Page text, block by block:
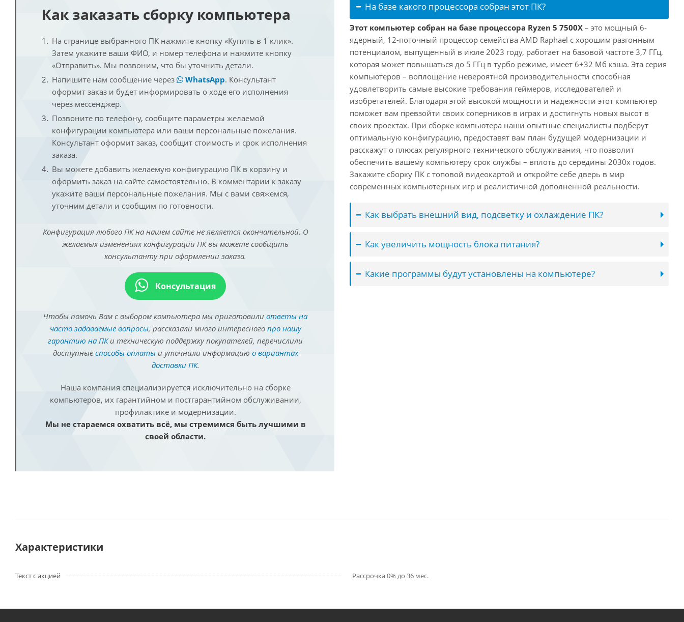
Как заказать сборку компьютера
На странице выбранного ПК нажмите кнопку «Купить в 1 клик».
Затем укажите ваши ФИО, и номер телефона и нажмите кнопку
«Отправить». Мы позвоним, что бы уточнить детали.
Напишите нам сообщение через
WhatsApp. Консультант
оформит заказ и будет информировать о ходе его исполнения
через мессенджер.
Позвоните по телефону, сообщите параметры желаемой
конфигурации компьютера или ваши персональные пожелания.
Консультант оформит заказ, сообщит стоимость и срок исполнения
заказа.
Вы можете добавить желаемую конфигурацию ПК в корзину и
оформить заказ на сайте самостоятельно. В комментарии к заказу
укажите ваши персональные пожелания. Мы с вами свяжемся,
уточним детали и сообщим по готовности.
Конфигурация любого ПК на нашем сайте не является окончательной. О
желаемых изменениях конфигурации ПК вы можете сообщить
консультанту при оформлении заказа.
Консультация
Чтобы помочь Вам с выбором компьютера мы приготовили ответы на
часто задаваемые вопросы, рассказали много интересного про нашу
гарантию на ПКи техническую поддержку покупателей, перечислили
доступные способы оплатыи уточнили информацию о вариантах
доставки ПК.
Наша компания специализируется исключительно на сборке
компьютеров, их гарантийном и постгарантийном обслуживании,
профилактике и модернизации.
Мы не стараемся охватить всё, мы стремимся быть лучшими в
своей области.
На базе какого процессора собран этот ПК?
Этот компьютер собран на базе процессора Ryzen 5 7500X – это мощный 6-
ядерный, 12-поточный процессор семейства AMD Raphael с хорошим разгонным
потенциалом, выпущенный в июле 2023 году, работает на базовой частоте 3,7 ГГц,
которая может повышаться до 5 ГГц в турбо режиме, имеет 6+32 Мб кэша. Эта серия
компьютеров – воплощение невероятной производительности способная
удовлетворить самые высокие требования геймеров, исследователей и
изобретателей. Благодаря этой высокой мощности и надежности этот компьютер
поможет вам превзойти своих соперников в играх и достигнуть новых высот в
своих проектах. При сборке компьютера наши опытные специалисты подберут
оптимальную конфигурацию, предоставят вам план будущей модернизации и
расскажут о плюсах регулярного технического обслуживания, что позволит
обеспечить вашему компьютеру срок службы – вплоть до середины 2030х годов.
Закажите сборку ПК с топовой видеокартой и откройте себе дверь в мир
современных компьютерных игр и реалистичной дополненной реальности.
Как выбрать внешний вид, подсветку и охлаждение ПК?
Как увеличить мощность блока питания?
Какие программы будут установлены на компьютере?
Характеристики
Текст с акцией Рассрочка 0% до 36 мес.